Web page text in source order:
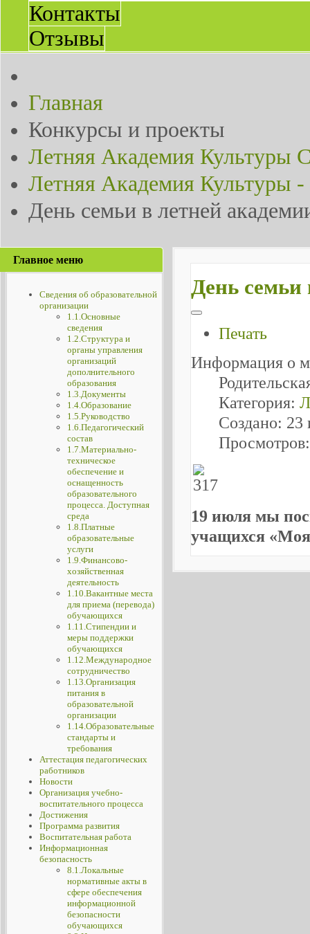
Контакты
Отзывы
Главная
Конкурсы и проекты
Летняя Академия Культуры
Летняя Академия Культуры -
День семьи в летней
Главное меню
Сведения об образовательной
организации
1.1.Основные
сведения
1.2.Структура и
органы управления
организаций
дополнительного
образования
1.3.Документы
1.4.Образование
1.5.Руководство
1.6.Педагогический
состав
1.7.Материально-
техническое
обеспечение и
оснащенность
образовательного
процесса. Доступная
среда
1.8.Платные
образовательные
услуги
1.9.Финансово-
хозяйственная
деятельность
1.10.Вакантные места
для приема (перевода)
обучающихся
1.11.Стипендии и
меры поддержки
обучающихся
1.12.Международное
сотрудничество
1.13.Организация
питания в
образовательной
организации
1.14.Образовательные
стандарты и
требования
Аттестация педагогических
работников
Новости
Организация учебно-
воспитательного процесса
Достижения
Программа развития
Воспитательная работа
Информационная
безопасность
8.1.Локальные
нормативные акты в
сфере обеспечения
информационной
безопасности
обучающихся
День семьи
Печать
Информация о
Категория:
Создано: 23
19 июля мы
учащихся